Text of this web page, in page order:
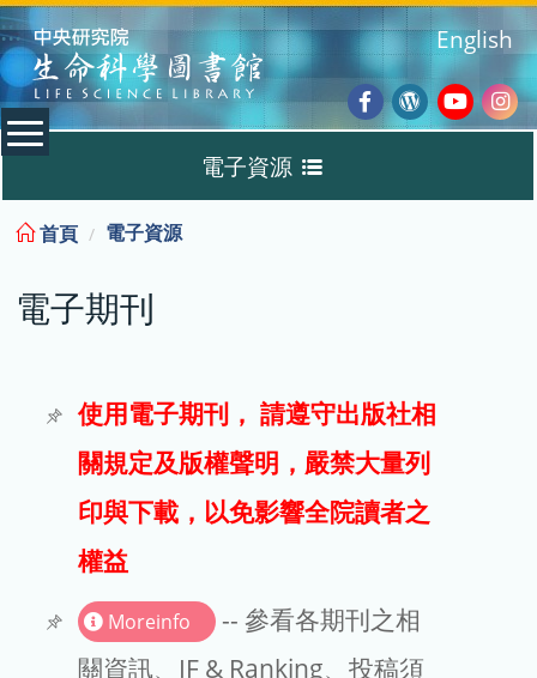
:::
Facebook
Wordpress
English
電子資源
電子期刊
試用
文章處理費
首頁 電子資源
電子期刊
使用電子期刊， 請遵守出版社相
關規定及版權聲明，嚴禁大量列
印與下載，以免影響全院讀者之
權益
Moreinfo
-- 參看各期刊之相
關資訊、IF & Ranking、投稿須